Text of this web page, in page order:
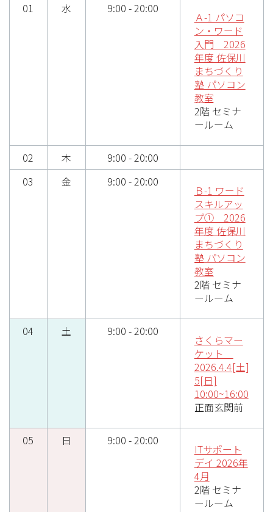
01
水 9:00 - 20:00
Ａ-1 パソコ
ン・ワード
入門 2026
年度 佐保川
まちづくり
塾 パソコン
教室
2階 セミナ
ールーム
02 木
9:00 - 20:00
03
金 9:00 - 20:00
Ｂ-1 ワード
スキルアッ
プ① 2026
年度 佐保川
まちづくり
塾 パソコン
教室
2階 セミナ
ールーム
04 土 9:00 - 20:00
さくらマー
ケット
2026.4.4[土]
5[日]
10:00~16:00
正面玄関前
05 日 9:00 - 20:00
ITサポート
デイ 2026年
4月
2階 セミナ
ールーム